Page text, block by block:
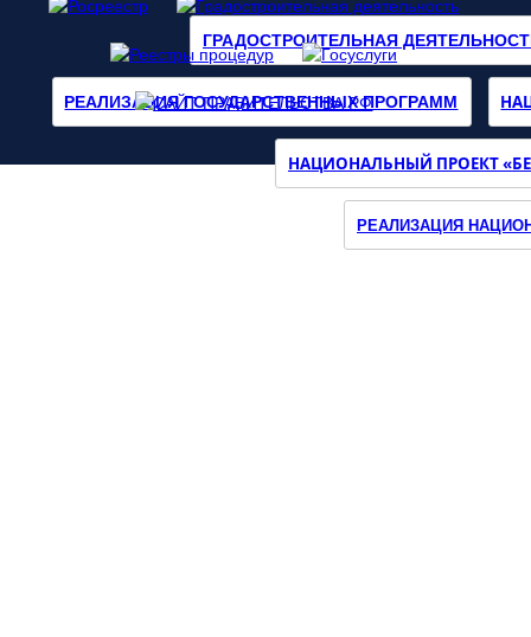
ГРАДОСТРОИТЕЛЬНАЯ
РЕАЛИЗАЦИЯ ГОСУДАРСТВЕННЫХ ПРОГРАММ
НАЦИОНАЛЬНЫЙ ПРОЕКТ
РЕАЛИЗАЦИЯ